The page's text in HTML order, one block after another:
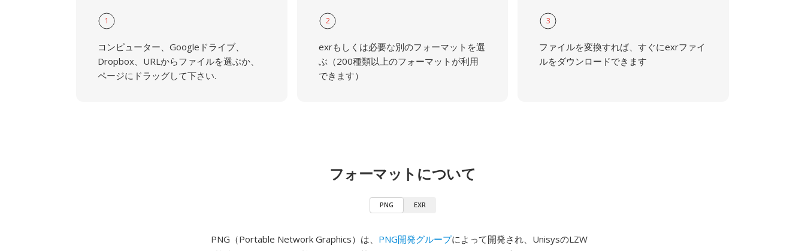
1
コンピューター、Googleドライブ、
Dropbox、URLからファイルを選ぶか、
ページにドラッグして下さい.
2
exrもしくは必要な別のフォーマットを選
ぶ（200種類以上のフォーマットが利用
できます）
3
ファイルを変換すれば、すぐにexrファイ
ルをダウンロードできます
フォーマットについて
PNG EXR
PNG（Portable Network Graphics）は、 PNG開発グループによって開発され、UnisysのLZW